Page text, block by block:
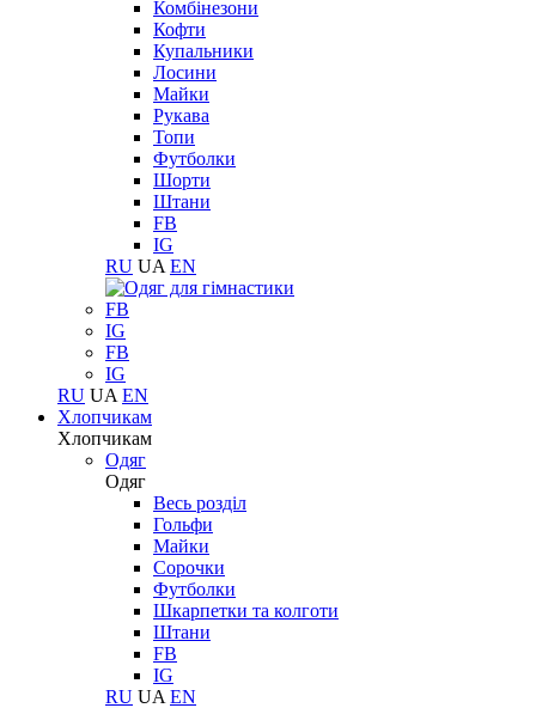
Комбінезони
Кофти
Купальники
Лосини
Майки
Рукава
Топи
Футболки
Шорти
Штани
FB
IG
RU UA EN
FB
IG
FB
IG
RU UA EN
Хлопчикам
Хлопчикам
Одяг
Одяг
Весь розділ
Гольфи
Майки
Сорочки
Футболки
Шкарпетки та колготи
Штани
FB
IG
RU UA EN